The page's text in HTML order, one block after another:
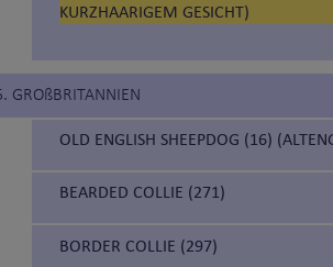
KURZHAARIGEM GESICHT)
GROßBRITANNIEN
OLD ENGLISH SHEEPDOG (16)
BEARDED COLLIE (271)
BORDER COLLIE (297)